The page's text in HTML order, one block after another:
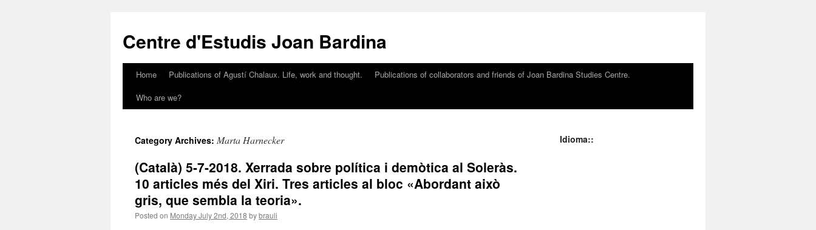
content
Centre d'Estudis Joan Bardina
Home Publications of Agustí Chalaux. Life, work and thought.
Publications of collaborators and friends of Joan Bardina Studies Centre.
Who are we?
Category Archives: Marta Harnecker
(Català) 5-7-2018. Xerrada sobre política i demòtica al Soleràs.
10 articles més del Xiri. Tres articles al bloc «Abordant això
gris, que sembla la teoria».
Posted on Monday July 2nd, 2018 bybrauli
Idioma::